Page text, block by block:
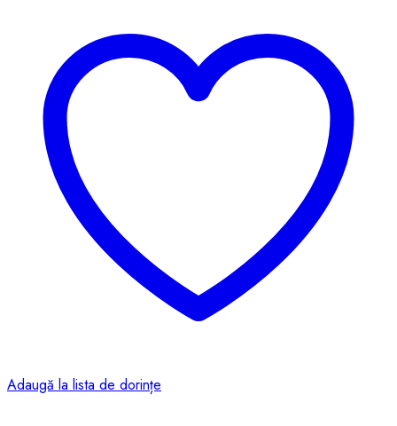
Adaugă la lista de dorințe